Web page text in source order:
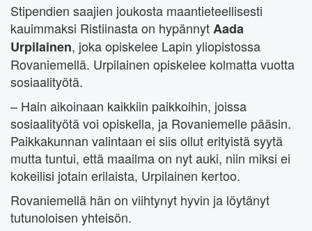
Stipendien saajien joukosta maantieteellisesti
kauimmaksi Ristiinasta on hypännytAada
Urpilainen, joka opiskelee Lapin yliopistossa
Rovaniemellä. Urpilainen opiskelee kolmatta vuotta
sosiaalityötä.
– Hain aikoinaan kaikkiin paikkoihin, joissa
sosiaalityötä voi opiskella, ja Rovaniemelle pääsin.
Paikkakunnan valintaan ei siis ollut erityistä syytä
mutta tuntui, että maailma on nyt auki, niin miksi ei
kokeilisi jotain erilaista, Urpilainen kertoo.
Rovaniemellä hän on viihtynyt hyvin ja löytänyt
tutunoloisen yhteisön.